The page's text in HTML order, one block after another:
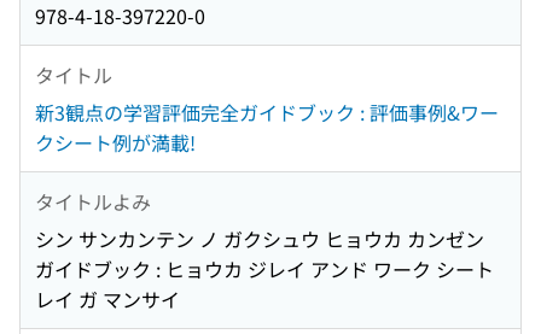
978-4-18-397220-0
タイトル
新3観点の学習評価完全ガイドブック : 評価事例&ワー
クシート例が満載!
タイトルよみ
シン サンカンテン ノ ガクシュウ ヒョウカ カンゼン
ガイドブック : ヒョウカ ジレイ アンド ワーク シート
レイ ガ マンサイ